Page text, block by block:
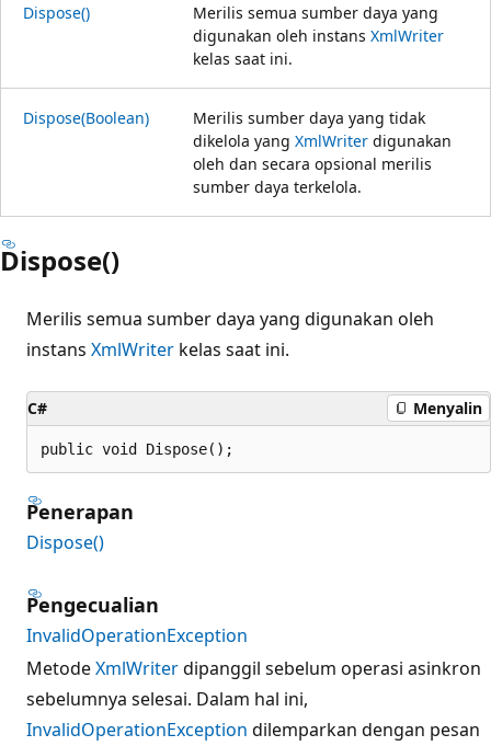
Dispose()
Merilis semua sumber daya yang
digunakan oleh instans XmlWriter
kelas saat ini.
Dispose(Boolean)
Merilis sumber daya yang tidak
dikelola yang XmlWriter digunakan
oleh dan secara opsional merilis
sumber daya terkelola.
Dispose()
Merilis semua sumber daya yang digunakan oleh
instans XmlWriter kelas saat ini.
C# Menyalin
public void Dispose();
Penerapan
Dispose()
Pengecualian
InvalidOperationException
MetodeXmlWriterdipanggil sebelum operasi asinkron
sebelumnya selesai. Dalam hal ini,
InvalidOperationException dilemparkan dengan pesan